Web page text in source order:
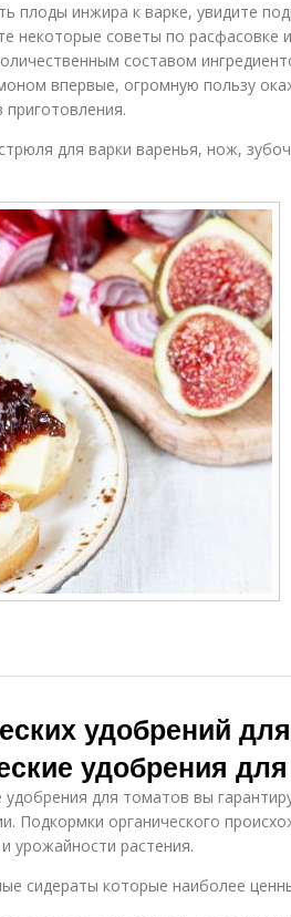
плоды инжира к варке, увидите
некоторые советы по расфасовке
составом
впервые, огромную пользу
для варки варенья, нож,
удобрений для
удобрения
для томатов вы
Подкормки органического
урожайности растения.
сидераты которые наиболее